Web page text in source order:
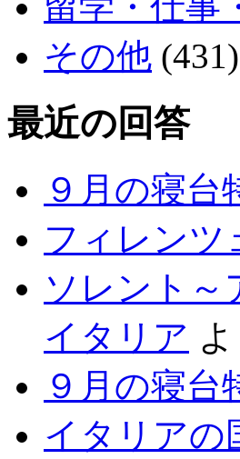
その他 (431)
最近の回答
９月の寝台
フィレンツ
ソレント～
イタリア よ
９月の寝台
イタリアの